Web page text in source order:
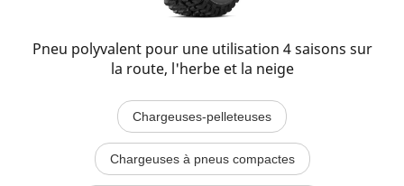
Pneu polyvalent pour une utilisation 4 saisons sur
la route, l'herbe et la neige
Chargeuses-pelleteuses
Chargeuses à pneus compactes